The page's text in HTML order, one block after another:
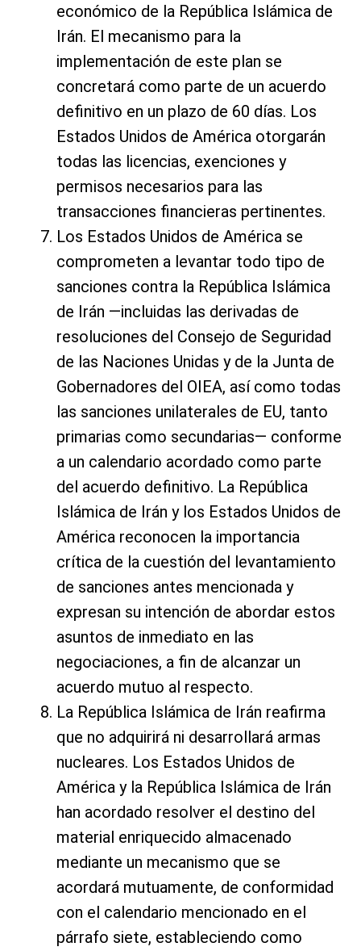
económico de la República Islámica de
Irán. El mecanismo para la
implementación de este plan se
concretará como parte de un acuerdo
definitivo en un plazo de 60 días. Los
Estados Unidos de América otorgarán
todas las licencias, exenciones y
permisos necesarios para las
transacciones financieras pertinentes.
Los Estados Unidos de América se
comprometen a levantar todo tipo de
sanciones contra la República Islámica
de Irán —incluidas las derivadas de
resoluciones del Consejo de Seguridad
de las Naciones Unidas y de la Junta de
Gobernadores del OIEA, así como todas
las sanciones unilaterales de EU, tanto
primarias como secundarias— conforme
a un calendario acordado como parte
del acuerdo definitivo. La República
Islámica de Irán y los Estados Unidos de
América reconocen la importancia
crítica de la cuestión del levantamiento
de sanciones antes mencionada y
expresan su intención de abordar estos
asuntos de inmediato en las
negociaciones, a fin de alcanzar un
acuerdo mutuo al respecto.
La República Islámica de Irán reafirma
que no adquirirá ni desarrollará armas
nucleares. Los Estados Unidos de
América y la República Islámica de Irán
han acordado resolver el destino del
material enriquecido almacenado
mediante un mecanismo que se
acordará mutuamente, de conformidad
con el calendario mencionado en el
párrafo siete, estableciendo como